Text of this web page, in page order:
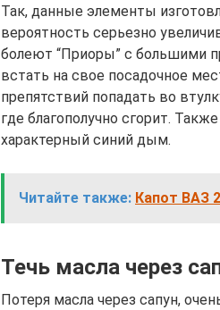
Так, данные элементы
вероятность серьезно
болеют “Приоры” с большими
встать на свое посадочное
препятствий попадать во
где благополучно сгорит.
характерный синий дым.
Читайте также: Капот ВАЗ
Течь масла через
Потеря масла через сапун,